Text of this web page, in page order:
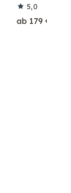
5,0
ab 179 €